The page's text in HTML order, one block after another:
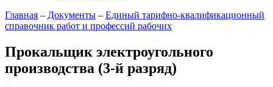
Главная – Документы – Единый тарифно-квалификационный
справочник работ и профессий рабочих
Прокальщик электроугольного
производства (3-й разряд)